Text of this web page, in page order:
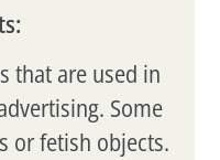
that are used in
Some
or fetish objects.